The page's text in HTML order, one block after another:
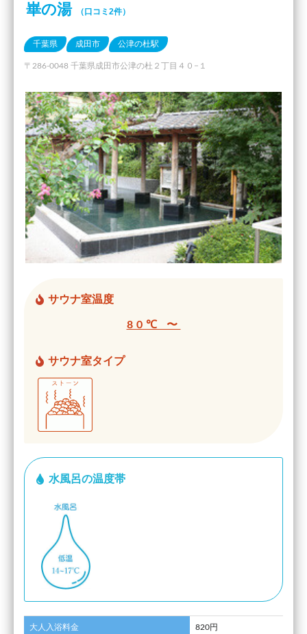
崋の湯 （口コミ2件）
千葉県 成田市 公津の杜駅
〒286-0048 千葉県成田市公津の杜２丁目４０−１
サウナ室温度
80℃ 〜
サウナ室タイプ
水風呂の温度帯
大人入浴料金 820円